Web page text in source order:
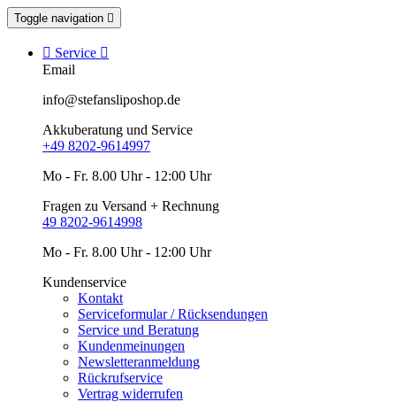
Toggle navigation 
 Service 
Email
info@stefansliposhop.de
Akkuberatung und Service
+49 8202-9614997
Mo - Fr. 8.00 Uhr - 12:00 Uhr
Fragen zu Versand + Rechnung
49 8202-9614998
Mo - Fr. 8.00 Uhr - 12:00 Uhr
Kundenservice
Kontakt
Serviceformular / Rücksendungen
Service und Beratung
Kundenmeinungen
Newsletteranmeldung
Rückrufservice
Vertrag widerrufen